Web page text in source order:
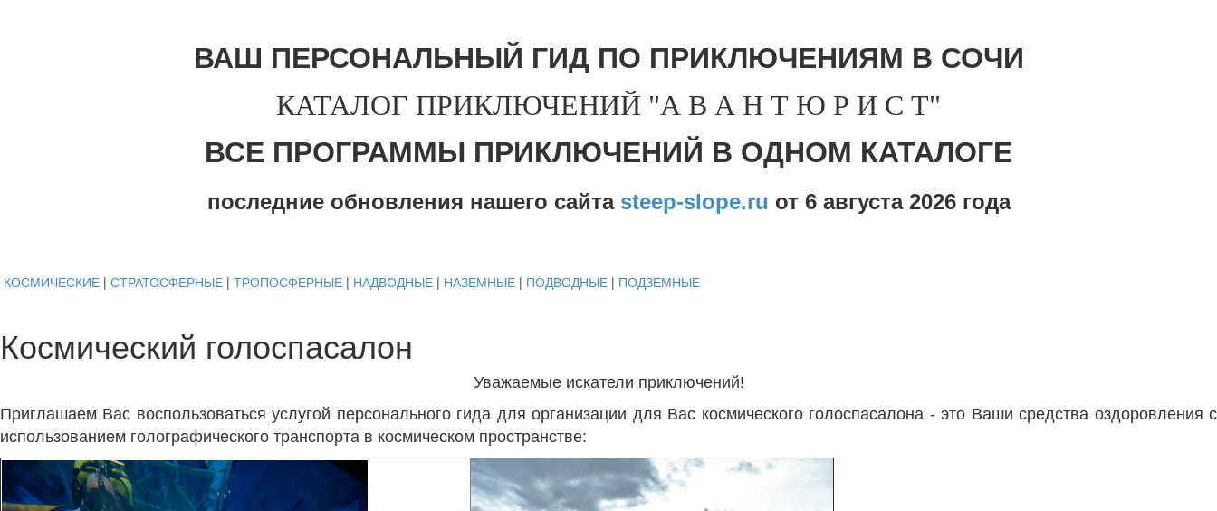
ВАШ ПЕРСОНАЛЬНЫЙ ГИД ПО ПРИКЛЮЧЕНИЯМ В СОЧИ
КАТАЛОГ ПРИКЛЮЧЕНИЙ "А В А Н Т Ю Р И С Т"
ВСЕ ПРОГРАММЫ ПРИКЛЮЧЕНИЙ В ОДНОМ КАТАЛОГЕ
последние обновления нашего сайта steep-slope.ru от 6 августа 2026 года
КОСМИЧЕСКИЕ | СТРАТОСФЕРНЫЕ | ТРОПОСФЕРНЫЕ | НАДВОДНЫЕ | НАЗЕМНЫЕ | ПОДВОДНЫЕ | ПОДЗЕМНЫЕ
Космический голоспасалон
Уважаемые искатели приключений!
Приглашаем Вас воспользоваться услугой персонального гида для организации для Вас космического голоспасалона - это Ваши средства оздоровления с
использованием голографического транспорта в космическом пространстве: